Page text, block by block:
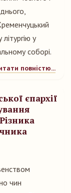
у
соборі.
повністю...
єпархії
чин